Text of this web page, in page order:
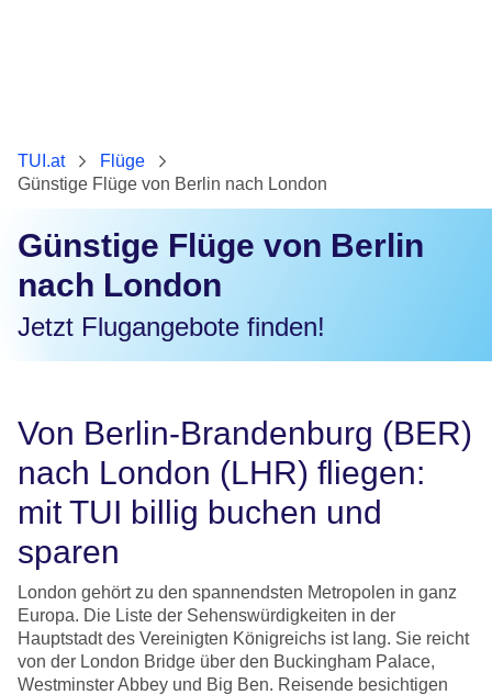
TUI.at
Flüge
Günstige Flüge von Berlin nach London
Günstige Flüge von Berlin
nach London
Jetzt Flugangebote finden!
Von Berlin-Brandenburg (BER)
nach London (LHR) fliegen:
mit TUI billig buchen und
sparen
London gehört zu den spannendsten Metropolen in ganz
Europa. Die Liste der Sehenswürdigkeiten in der
Hauptstadt des Vereinigten Königreichs ist lang. Sie reicht
von der London Bridge über den Buckingham Palace,
Westminster Abbey und Big Ben. Reisende besichtigen